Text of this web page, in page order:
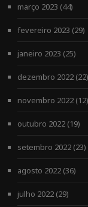
março 2023 (44)
fevereiro 2023 (29)
janeiro 2023 (25)
dezembro 2022(22)
novembro 2022(12)
outubro 2022(19)
setembro 2022(23)
agosto 2022(36)
julho 2022(29)